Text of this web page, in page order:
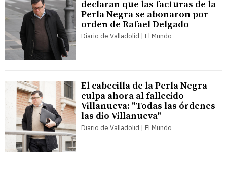
declaran que las facturas de la
Perla Negra se abonaron por
orden de Rafael Delgado
Diario de Valladolid | El Mundo
El cabecilla de la Perla Negra
culpa ahora al fallecido
Villanueva: "Todas las órdenes
las dio Villanueva"
Diario de Valladolid | El Mundo